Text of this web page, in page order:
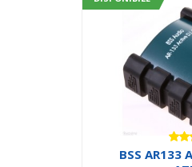
BSS AR133